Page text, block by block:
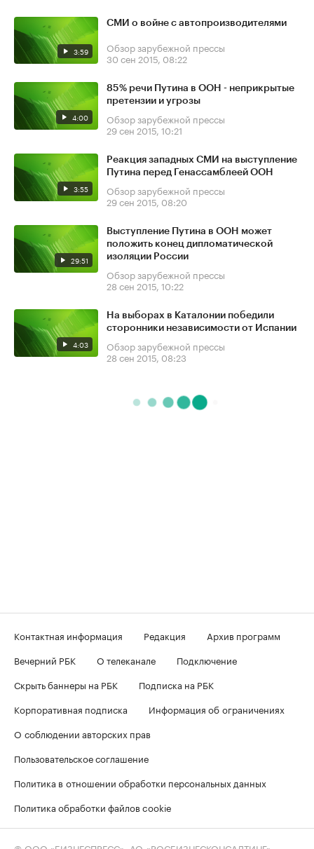
3:59
СМИ о войне с автопроизводителями
Обзор зарубежной прессы
30 сен 2015, 08:22
4:00
85% речи Путина в ООН - неприкрытые
претензии и угрозы
Обзор зарубежной прессы
29 сен 2015, 10:21
3:55
Реакция западных СМИ на выступление
Путина перед Генассамблеей ООН
Обзор зарубежной прессы
29 сен 2015, 08:20
29:51
Выступление Путина в ООН может
положить конец дипломатической
изоляции России
Обзор зарубежной прессы
28 сен 2015, 10:22
4:03
На выборах в Каталонии победили
сторонники независимости от Испании
Обзор зарубежной прессы
28 сен 2015, 08:23
Контактная информация Редакция
Архив программ
Вечерний РБК
О телеканале
Подключение
Скрыть баннеры на РБК
Подписка на РБК
Корпоративная подписка
Информация об ограничениях
О соблюдении авторских прав
Пользовательское соглашение
Политика в отношении обработки персональных данных
Политика обработки файлов cookie